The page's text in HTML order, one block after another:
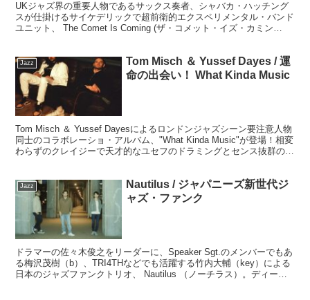
UKジャズ界の重要人物であるサックス奏者、シャバカ・ハッチング
スが仕掛けるサイケデリックで超前衛的エクスペリメンタル・バンド
ユニット、 The Comet Is Coming (ザ・コメット・イズ・カミン
Jazz
Tom Misch ＆ Yussef Dayes / 運
命の出会い！ What Kinda Music
Tom Misch ＆ Yussef Dayesによるロンドンジャズシーン要注意人物
同士のコラボレーショ・アルバム、"What Kinda Music"が登場！相変
わらずのクレイジーで天才的なユセフのドラミングとセンス抜群のト
ードする「音」が発信されました。
Jazz
Nautilus / ジャパニーズ新世代ジ
ャズ・ファンク
ドラマーの佐々木俊之をリーダーに、Speaker Sgt.のメンバーでもあ
る梅沢茂樹（b）、TRI4THなどでも活躍する竹内大輔（key）による
日本のジャズファンクトリオ、 Nautilus （ノーチラス）。ディープ